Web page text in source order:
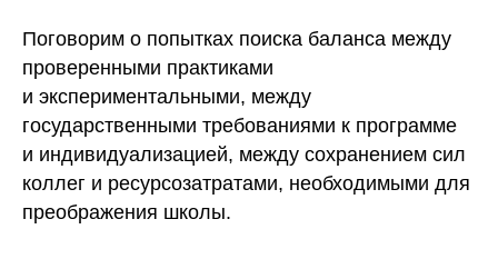
Поговорим о попытках поиска баланса между
проверенными практиками
и экспериментальными, между
государственными требованиями к программе
и индивидуализацией, между сохранением сил
коллег и ресурсозатратами, необходимыми для
преображения школы.